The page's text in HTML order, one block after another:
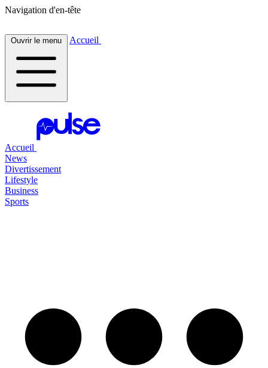
Navigation d'en-tête
Ouvrir le menu Accueil
Accueil
News
Divertissement
Lifestyle
Business
Sports